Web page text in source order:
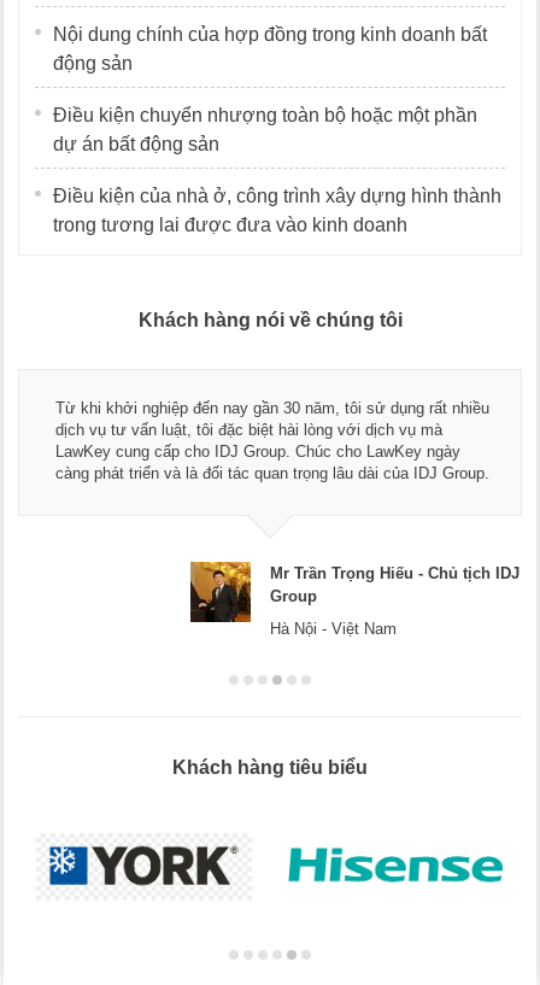
Nội dung chính của hợp đồng trong kinh doanh bất
động sản
Điều kiện chuyển nhượng toàn bộ hoặc một phần
dự án bất động sản
Điều kiện của nhà ở, công trình xây dựng hình thành
trong tương lai được đưa vào kinh doanh
Khách hàng nói về chúng tôi
Thay mặt Công ty Dương Cafe, tôi xin chân thành cảm
ngũ luật sư, kế toán của LawKey. Thực sự yên tâm khi
dụng dịch vụ tư vấn pháp luật và kế toán thuế bên các
Chúc các bạn phát triển hơn, phục vụ tốt hơn cho cộng
Hà Nội
Khách hàng tiêu biểu